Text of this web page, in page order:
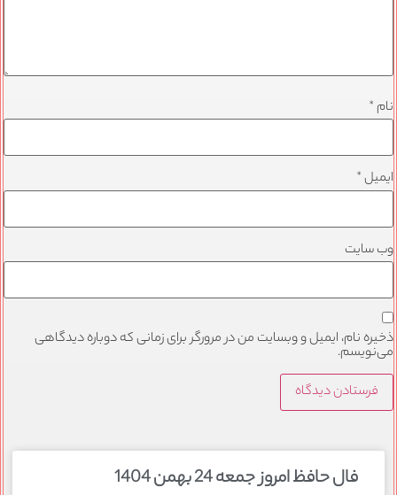
نام *
ایمیل*
وب‌ سایت
ذخیره نام، ایمیل و وبسایت من در مرورگر برای زمانی که دوباره دیدگاهی
می‌نویسم.
فال حافظ امروز جمعه 24 بهمن 1404